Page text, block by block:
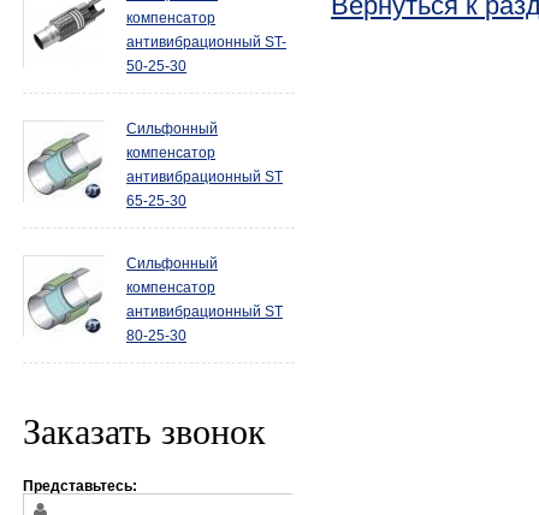
компенсатор
антивибрационный ST-
50-25-30
Сильфонный
компенсатор
антивибрационный ST
65-25-30
Сильфонный
компенсатор
антивибрационный ST
80-25-30
Заказать звонок
Представьтесь: